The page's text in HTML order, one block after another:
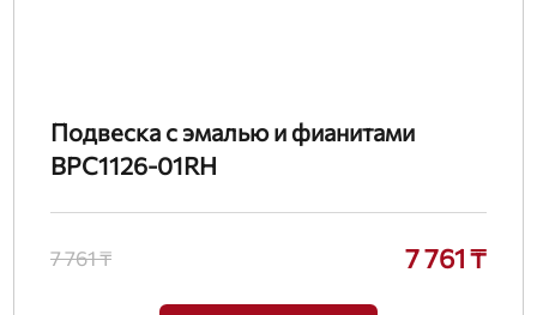
Подвеска с эмалью и фианитами
BPC1126-01RH
7 761 ₸ 7 761 ₸